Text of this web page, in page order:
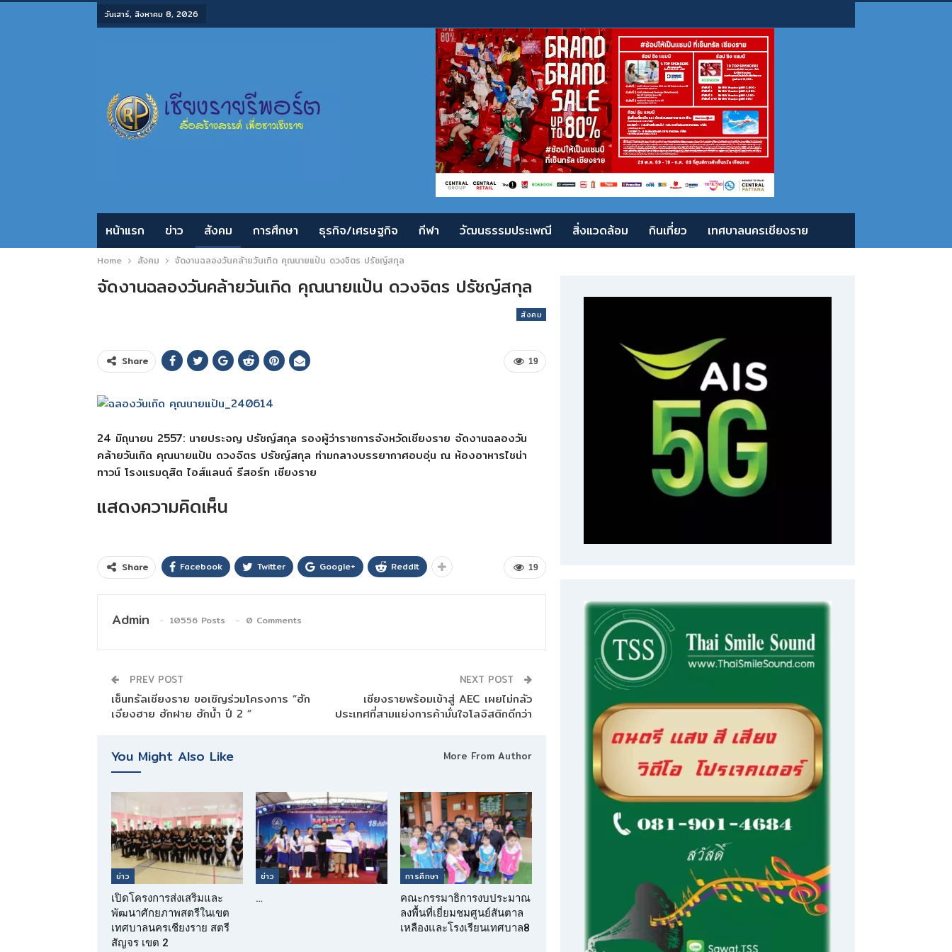
วันเสาร์, สิงหาคม 8, 2026
หน้าแรก ข่าว สังคม การศึกษา ธุรกิจ/เศรษฐกิจ กีฬา วัฒนธรรมประเพณี สิ่งแวดล้อม กินเที่ยว เทศบาลนครเชียงราย
Home สังคม จัดงานฉลองวันคล้ายวันเกิด คุณนายแป้น ดวงจิตร ปรัชญ์สกุล
จัดงานฉลองวันคล้ายวันเกิด คุณนายแป้น ดวงจิตร ปรัชญ์สกุล
สังคม
19
Share
24 มิถุนายน 2557: นายประจญ ปรัชญ์สกุล รองผู้ว่าราชการจังหวัดเชียงราย จัดงานฉลองวัน
คล้ายวันเกิด คุณนายแป้น ดวงจิตร ปรัชญ์สกุล ท่ามกลางบรรยากาศอบอุ่น ณ ห้องอาหารไชน่า
ทาวน์ โรงแรมดุสิต ไอส์แลนด์ รีสอร์ท เชียงราย
แสดงความคิดเห็น
19
Share Facebook Twitter Google+ ReddIt
Admin 10556 Posts 0 Comments
PREV POST
เซ็นทรัลเชียงราย ขอเชิญร่วมโครงการ “ฮัก
เจียงฮาย ฮักฝาย ฮักน้ำ ปี 2 ”
NEXT POST
เชียงรายพร้อมเข้าสู่ AEC เผยไม่กลัว
You Might Also Like More From Author
ข่าว
เปิดโครงการส่งเสริมและ
พัฒนาศักยภาพสตรีในเขต
เทศบาลนครเชียงราย สตรี
สัญจร เขต 2
ข่าว
…
การศึกษา
คณะกรรมาธิการงบประมาณ
ลงพื้นที่เยี่ยมชมศูนย์สันตาล
เหลืองและโรงเรียนเทศบาล8